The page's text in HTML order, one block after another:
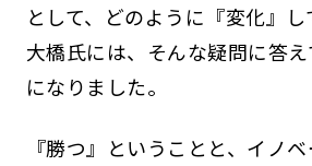
として、どのように『変化』
大橋氏には、そんな疑問に答
になりました。
『勝つ』ということと、イノ